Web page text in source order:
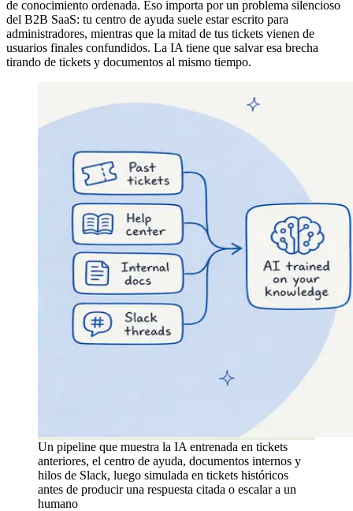
de conocimiento ordenada. Eso importa por un problema silencioso
del B2B SaaS: tu centro de ayuda suele estar escrito para
administradores, mientras que la mitad de tus tickets vienen de
usuarios finales confundidos. La IA tiene que salvar esa brecha
tirando de tickets y documentos al mismo tiempo.
Un pipeline que muestra la IA entrenada en tickets
anteriores, el centro de ayuda, documentos internos y
hilos de Slack, luego simulada en tickets históricos
antes de producir una respuesta citada o escalar a un
humano